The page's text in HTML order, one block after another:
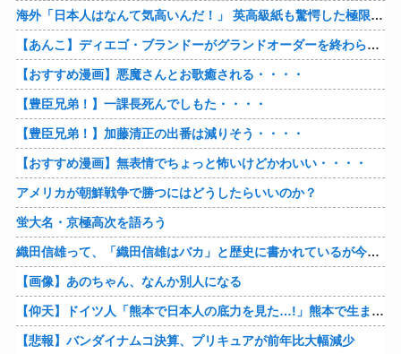
海外「日本人はなんて気高いんだ！」 英高級紙も驚愕した極限の中の日本人の姿に世界が衝撃
【あんこ】ディエゴ・ブランドーがグランドオーダーを終わらせるようです【FGO二部】 第１６６話
【おすすめ漫画】悪魔さんとお歌癒される・・・・
【豊臣兄弟！】一課長死んでしもた・・・・
【豊臣兄弟！】加藤清正の出番は減りそう・・・・
【おすすめ漫画】無表情でちょっと怖いけどかわいい・・・・
アメリカが朝鮮戦争で勝つにはどうしたらいいのか？
蛍大名・京極高次を語ろう
織田信雄って、「織田信雄はバカ」と歴史に書かれているが今まで家が残っているんでバカではないよな？
【画像】あのちゃん、なんか別人になる
【仰天】ドイツ人「熊本で日本人の底力を見た…!」熊本で生まれて初めて震度7の大地震を経験したドイツ人。直後、日本人たちの行動に衝撃を受けてしまう…
【悲報】バンダイナムコ決算、プリキュアが前年比大幅減少